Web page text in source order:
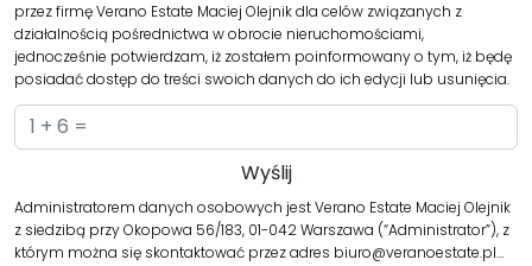
przez firmę Verano Estate Maciej Olejnik dla celów związanych z
działalnością pośrednictwa w obrocie nieruchomościami,
jednocześnie potwierdzam, iż zostałem poinformowany o tym, iż będę
posiadać dostęp do treści swoich danych do ich edycji lub usunięcia.
Administratorem danych osobowych jest Verano Estate Maciej Olejnik
z siedzibą przy Okopowa 56/183, 01-042 Warszawa (“Administrator”), z
którym można się skontaktować przez adres biuro@veranoestate.pl…